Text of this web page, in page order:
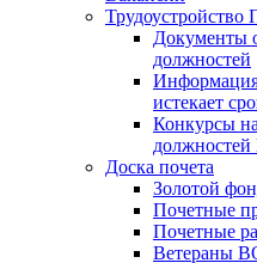
Документы
должностей
Информация
истекает
Конкурсы
Доска почета
Золотой
Почетные
Почетные
Ветераны